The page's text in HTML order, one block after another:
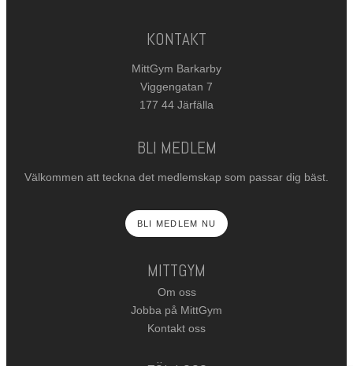
KONTAKT
MittGym Barkarby
Viggengatan 7
177 44 Järfälla
BLI MEDLEM
Välkommen att teckna det medlemskap som passar dig bäst.
BLI MEDLEM NU
MITTGYM
Om oss
Jobba på MittGym
Kontakt oss